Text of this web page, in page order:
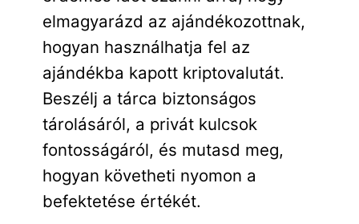
elmagyarázd az ajándékozottnak,
hogyan használhatja fel az
ajándékba kapott kriptovalutát.
Beszélj a tárca biztonságos
tárolásáról, a privát kulcsok
fontosságáról, és mutasd meg,
hogyan követheti nyomon a
befektetése értékét.